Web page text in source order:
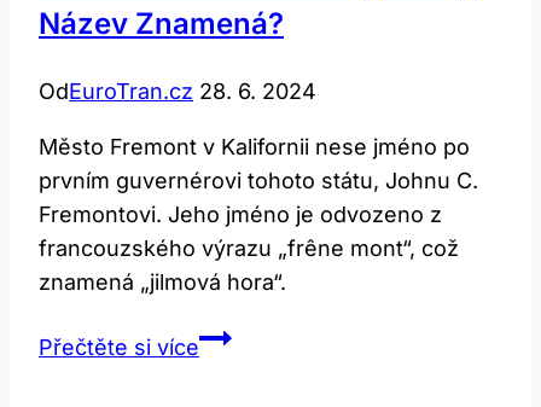
Název Znamená?
OdEuroTran.cz 28. 6. 2024
Město Fremont v Kalifornii nese jméno po
prvním guvernérovi tohoto státu, Johnu C.
Fremontovi. Jeho jméno je odvozeno z
francouzského výrazu „frêne mont“, což
znamená „jilmová hora“.
Přečtěte si víceFremont: